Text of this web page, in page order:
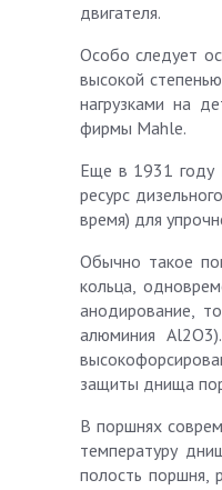
двигателя.
Особо следует
высокой
нагрузками на
фирмы Mahle.
Еще в 1931 году
ресурс
время) для
Обычно такое
кольца,
анодирование,
алюминия
защиты днища
В поршнях
температуру
полость поршня,